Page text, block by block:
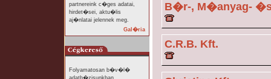
partnereink c�ges adatai,
hirdet�sei, aktu�lis
aj�nlatai jelennek meg.
Gal�ria
Folyamatosan b�v�l�
adatb�zisunkban
B�r-, M�anyag-
C.R.B. Kft.